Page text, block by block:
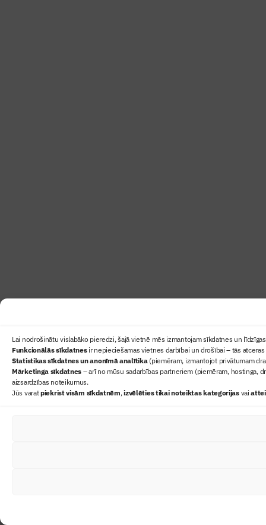
Lai nodrošinātu vislabāko pieredzi, šajā vietnē mēs izmantojam sīkdatnes un
Funkcionālās sīkdatnesir nepieciešamas vietnes darbībai un drošībai – tās
Statistikas sīkdatnes un anonīmā analītika(piemēram, izmantojot privātumam
Mārketinga sīkdatnes – arī no mūsu sadarbības partneriem (piemēram, hostinga,
aizsardzības noteikumus.
Jūs varatpiekrist visām sīkdatnēm,izvēlēties tikai noteiktas kategorijasvai